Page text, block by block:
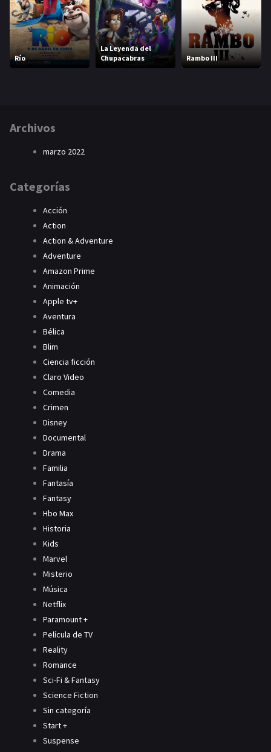
Río
La Leyenda del
Chupacabras
Rambo III
Archivos
marzo 2022
Categorías
Acción
Action
Action & Adventure
Adventure
Amazon Prime
Animación
Apple tv+
Aventura
Bélica
Blim
Ciencia ficción
Claro Video
Comedia
Crimen
Disney
Documental
Drama
Familia
Fantasía
Fantasy
Hbo Max
Historia
Kids
Marvel
Misterio
Música
Netflix
Paramount +
Película de TV
Reality
Romance
Sci-Fi & Fantasy
Science Fiction
Sin categoría
Start +
Suspense